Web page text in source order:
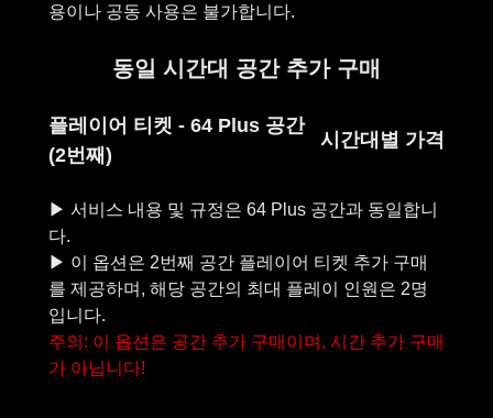
동일 시간대 공간 추가 구매
플레이어 티켓 - 64 Plus 공간
(2번째)
시간대별 가격
▶︎ 서비스 내용 및 규정은 64 Plus 공간과 동일합니
다.
▶︎ 이 옵션은 2번째 공간 플레이어 티켓 추가 구매
를 제공하며, 해당 공간의 최대 플레이 인원은 2명
주의: 이 옵션은 공간 추가 구매이며, 시간 추가 구매
가 아닙니다!